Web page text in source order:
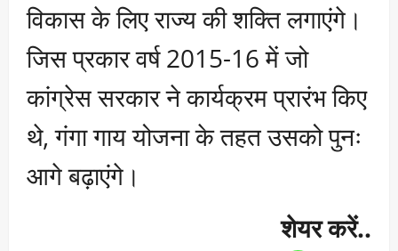
विकास के लिए राज्य की शक्ति लगाएंगे।
जिस प्रकार वर्ष 2015-16 में जो
कांग्रेस सरकार ने कार्यक्रम प्रारंभ किए
थे, गंगा गाय योजना के तहत उसको पुनः
आगे बढ़ाएंगे।
शेयर करें..